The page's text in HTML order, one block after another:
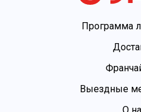
Программа
Выездные